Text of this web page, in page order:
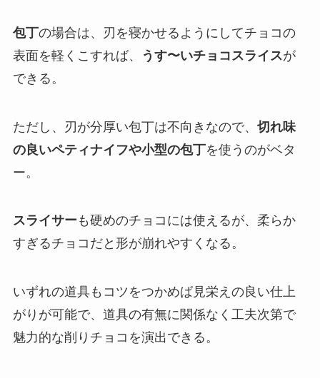
包丁の場合は、刃を寝かせるようにしてチョコの
表面を軽くこすれば、
うす〜いチョコスライスが
できる。
ただし、刃が分厚い包丁は不向きなので、 切れ味
の良いペティナイフや小型の包丁を使うのがベタ
ー。
スライサー も硬めのチョコには使えるが、柔らか
すぎるチョコだと形が崩れやすくなる。
いずれの道具もコツをつかめば見栄えの良い仕上
がりが可能で、道具の有無に関係なく工夫次第で
魅力的な削りチョコを演出できる。